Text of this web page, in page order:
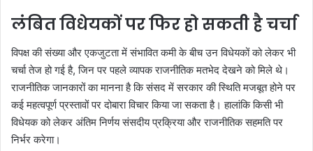
लंबित विधेयकों पर फिर हो सकती है चर्चा
विपक्ष की संख्या और एकजुटता में संभावित कमी के बीच उन विधेयकों को लेकर भी
चर्चा तेज हो गई है, जिन पर पहले व्यापक राजनीतिक मतभेद देखने को मिले थे।
राजनीतिक जानकारों का मानना है कि संसद में सरकार की स्थिति मजबूत होने पर
कई महत्वपूर्ण प्रस्तावों पर दोबारा विचार किया जा सकता है। हालांकि किसी भी
विधेयक को लेकर अंतिम निर्णय संसदीय प्रक्रिया और राजनीतिक सहमति पर
निर्भर करेगा।